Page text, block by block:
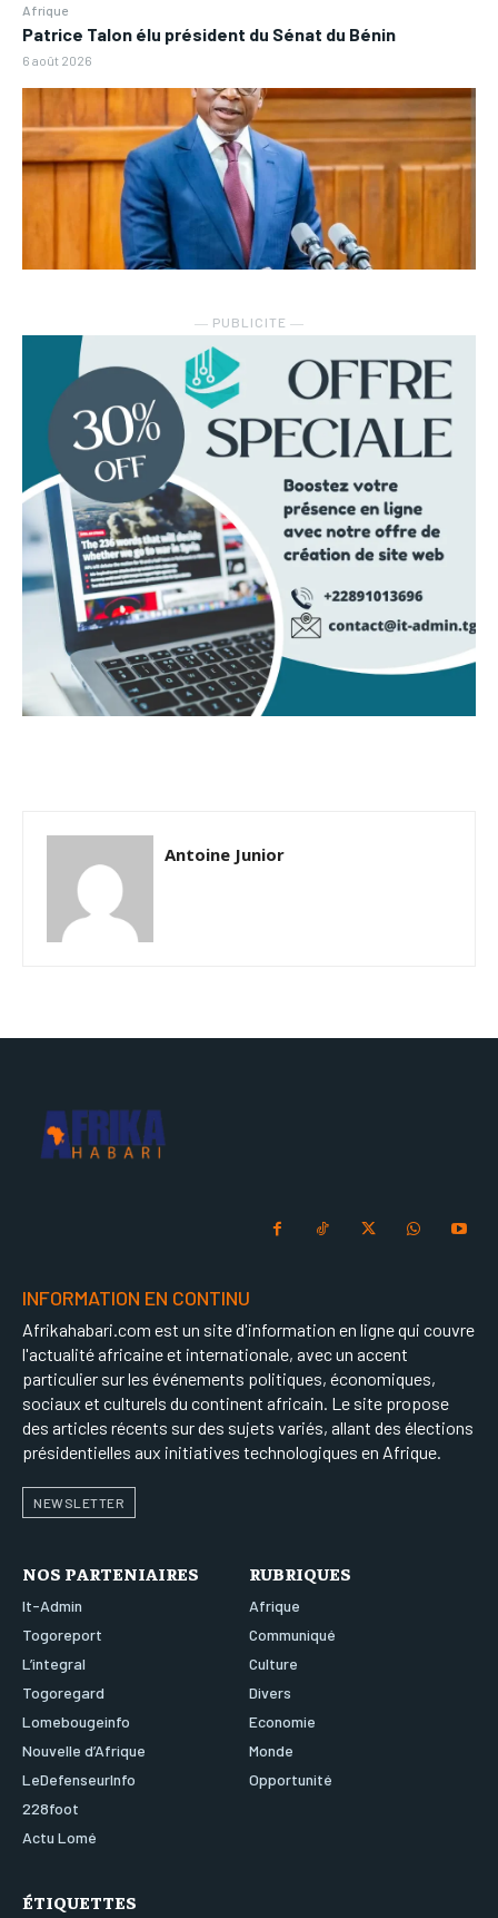
Afrique
Patrice Talon élu président du Sénat du Bénin
6 août 2026
― PUBLICITE ―
Antoine Junior
INFORMATION EN CONTINU
Afrikahabari.com est un site d'information en ligne qui couvre
l'actualité africaine et internationale, avec un accent
particulier sur les événements politiques, économiques,
sociaux et culturels du continent africain. Le site propose
des articles récents sur des sujets variés, allant des élections
présidentielles aux initiatives technologiques en Afrique.
NEWSLETTER
NOS PARTENIAIRES
It-Admin
Togoreport
L’integral
Togoregard
Lomebougeinfo
Nouvelle d’Afrique
LeDefenseurInfo
228foot
Actu Lomé
RUBRIQUES
Afrique
Communiqué
Culture
Divers
Economie
Monde
Opportunité
ÉTIQUETTES